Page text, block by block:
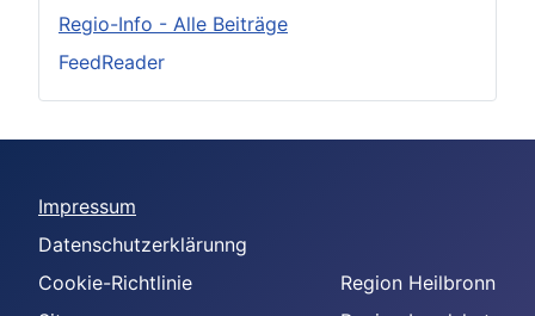
Regio-Info - Alle Beiträge
FeedReader
Impressum
Datenschutzerklärunng
Cookie-Richtlinie
Region Heilbronn